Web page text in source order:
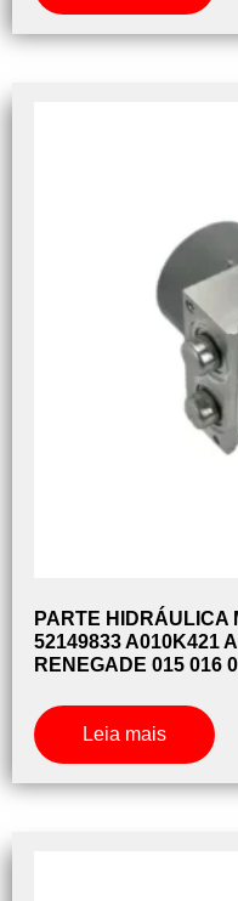
PARTE HIDRÁULICA
52149833 A010K421
RENEGADE 015 016
Leia mais